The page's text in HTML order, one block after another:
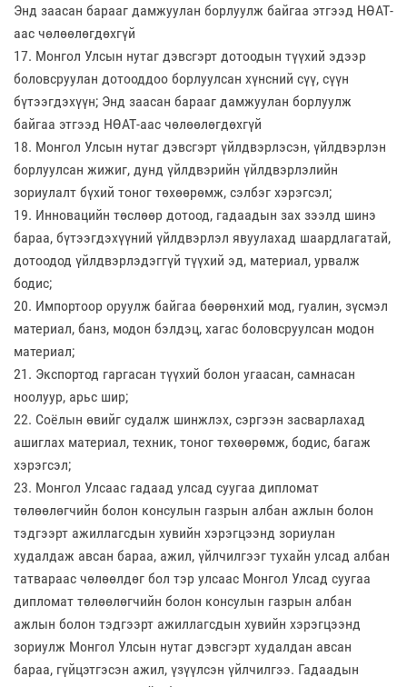
Энд заасан барааг дамжуулан борлуулж байгаа этгээд НӨАТ-
аас чөлөөлөгдөхгүй
17. Монгол Улсын нутаг дэвсгэрт дотоодын түүхий эдээр
боловсруулан дотооддоо борлуулсан хүнсний сүү, сүүн
бүтээгдэхүүн; Энд заасан барааг дамжуулан борлуулж
байгаа этгээд НӨАТ-аас чөлөөлөгдөхгүй
18. Монгол Улсын нутаг дэвсгэрт үйлдвэрлэсэн, үйлдвэрлэн
борлуулсан жижиг, дунд үйлдвэрийн үйлдвэрлэлийн
зориулалт бүхий тоног төхөөрөмж, сэлбэг хэрэгсэл;
19. Инновацийн төслөөр дотоод, гадаадын зах зээлд шинэ
бараа, бүтээгдэхүүний үйлдвэрлэл явуулахад шаардлагатай,
дотоодод үйлдвэрлэдэггүй түүхий эд, материал, урвалж
бодис;
20. Импортоор оруулж байгаа бөөрөнхий мод, гуалин, зүсмэл
материал, банз, модон бэлдэц, хагас боловсруулсан модон
материал;
21. Экспортод гаргасан түүхий болон угаасан, самнасан
ноолуур, арьс шир;
22. Соёлын өвийг судалж шинжлэх, сэргээн засварлахад
ашиглах материал, техник, тоног төхөөрөмж, бодис, багаж
хэрэгсэл;
23. Монгол Улсаас гадаад улсад суугаа дипломат
төлөөлөгчийн болон консулын газрын албан ажлын болон
тэдгээрт ажиллагсдын хувийн хэрэгцээнд зориулан
худалдаж авсан бараа, ажил, үйлчилгээг тухайн улсад албан
татвараас чөлөөлдөг бол тэр улсаас Монгол Улсад суугаа
дипломат төлөөлөгчийн болон консулын газрын албан
ажлын болон тэдгээрт ажиллагсдын хувийн хэрэгцээнд
зориулж Монгол Улсын нутаг дэвсгэрт худалдан авсан
бараа, гүйцэтгэсэн ажил, үзүүлсэн үйлчилгээ. Гадаадын